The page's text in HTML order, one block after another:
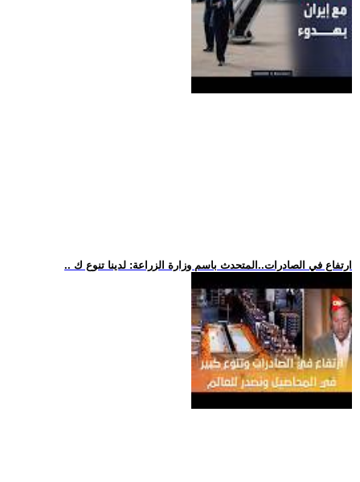
.. ارتفاع في الصادرات..المتحدث باسم وزارة الزراعة: لدينا تنوع ك